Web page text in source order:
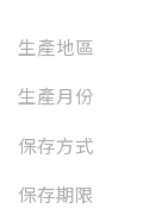
生產地區
生產月份
保存方式
保存期限